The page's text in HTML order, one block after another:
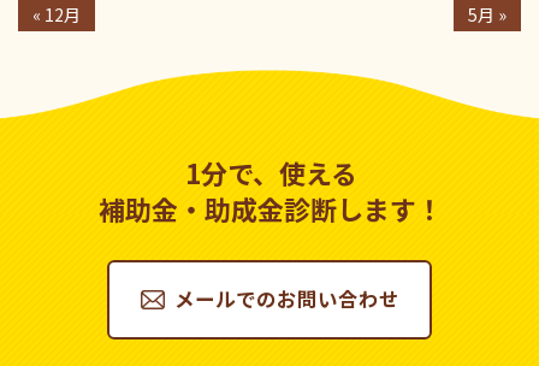
« 12月 5月 »
1分で、使える
補助金・助成金診断します！
メールでのお問い合わせ